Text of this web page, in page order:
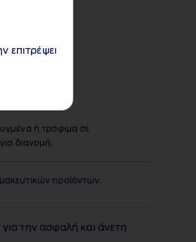
επιτρέψει
ή τρόφιμα σε
διανομή.
προϊόντων.
την ασφαλή και άνετη